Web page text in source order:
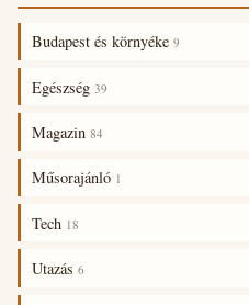
Budapest és környéke 9
Egészség 39
Magazin 84
Műsorajánló 1
Tech 18
Utazás 6